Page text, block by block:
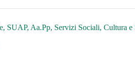
SUAP, Aa.Pp, Servizi Sociali, Cultura e